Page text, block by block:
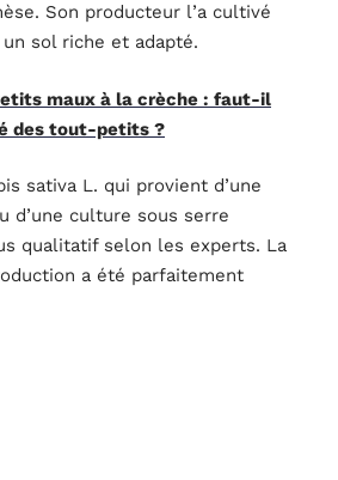
Son producteur l’a cultivé
sol riche et adapté.
maux à la crèche : faut-il
des tout-petits ?
sativa L. qui provient d’une
d’une culture sous serre
qualitatif selon les experts. La
a été parfaitement